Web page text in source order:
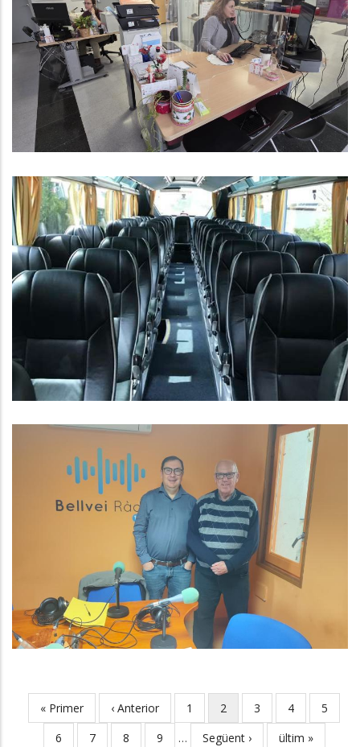
Serveis, Mobilitat I Inversió
Realitzats Pels Consells
Comarcals En El Període 2025-
2027.
Altres
Subvenció De La Diputació De
Tarragona Per Al Programa De
Mobilitat Del Consell Comarcal
Exercici 2026
Altres,Educació
Baix Penedès Al Dia Amb Joan
Maria Diu, Responsable De L'Area
D'Ocupació, Promoció Econòmica
I Turisme
Altres,Ocupació
Pagination
First
page
« Primer
Previous
page
‹ Anterior Page
1
Current
page
2 Page
3 Page
4 Page
5
Page
6 Page
7 Page
8 Page
9 …
Next
Següent ›
Last
ültim »